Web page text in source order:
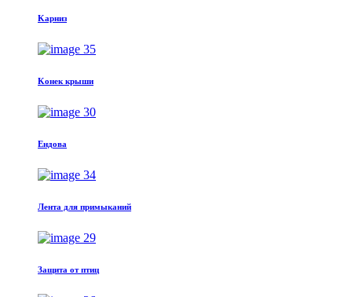
Kарниз
Kонек крыши
Eндовa
Лента для примыканий
Защита от птиц